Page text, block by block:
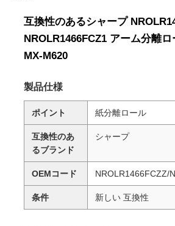
互換性のあるシャープ
NROLR1466FCZ1 アーム分離
MX-M620
製品仕様
ポイント 紙分離ロール
互換性のあ
るブランド
シャープ
OEMコード NROLR1466FCZZ/
条件 新しい 互換性